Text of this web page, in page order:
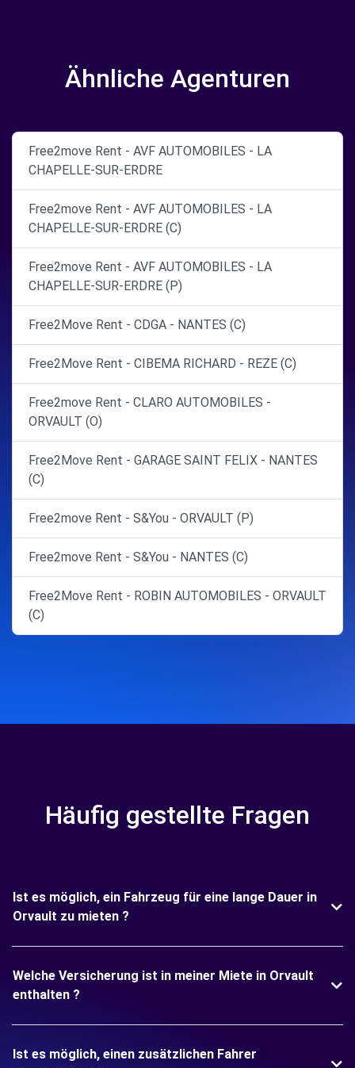
Ähnliche Agenturen
Free2move Rent - AVF AUTOMOBILES - LA
CHAPELLE-SUR-ERDRE
Free2move Rent - AVF AUTOMOBILES - LA
CHAPELLE-SUR-ERDRE (C)
Free2move Rent - AVF AUTOMOBILES - LA
CHAPELLE-SUR-ERDRE (P)
Free2Move Rent - CDGA - NANTES (C)
Free2Move Rent - CIBEMA RICHARD - REZE (C)
Free2move Rent - CLARO AUTOMOBILES -
ORVAULT (O)
Free2Move Rent - GARAGE SAINT FELIX - NANTES
(C)
Free2move Rent - S&You - ORVAULT (P)
Free2move Rent - S&You - NANTES (C)
Free2Move Rent - ROBIN AUTOMOBILES - ORVAULT
(C)
Häufig gestellte Fragen
Ist es möglich, ein Fahrzeug für eine lange Dauer in
Orvault zu mieten ?
Welche Versicherung ist in meiner Miete in Orvault
enthalten ?
Ist es möglich, einen zusätzlichen Fahrer